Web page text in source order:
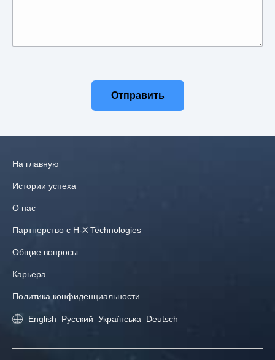
Отправить
На главную
Истории успеха
О нас
Партнерство с H‑X Technologies
Общие вопросы
Карьера
Политика конфиденциальности
English Русский Українська Deutsch